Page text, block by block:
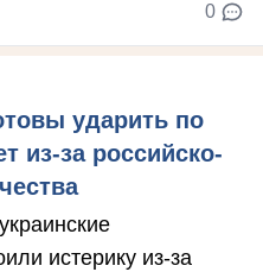
0
ударить по
из-за российско-
истерику из-за